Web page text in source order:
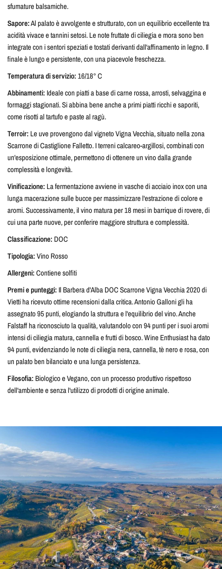
sfumature balsamiche.
Sapore:Al palato è avvolgente e strutturato, con un equilibrio eccellente tra
acidità vivace e tannini setosi. Le note fruttate di ciliegia e mora sono ben
integrate con i sentori speziati e tostati derivanti dall'affinamento in legno. Il
finale è lungo e persistente, con una piacevole freschezza.
Temperatura di servizio:16/18° C
Abbinamenti: Ideale con piatti a base di carne rossa, arrosti, selvaggina e
formaggi stagionati. Si abbina bene anche a primi piatti ricchi e saporiti,
come risotti al tartufo e paste al ragù.
Terroir: Le uve provengono dal vigneto Vigna Vecchia, situato nella zona
Scarrone di Castiglione Falletto. I terreni calcareo-argillosi, combinati con
un'esposizione ottimale, permettono di ottenere un vino dalla grande
complessità e longevità.
Vinificazione: La fermentazione avviene in vasche di acciaio inox con una
lunga macerazione sulle bucce per massimizzare l'estrazione di colore e
aromi. Successivamente, il vino matura per 18 mesi in barrique di rovere, di
cui una parte nuove, per conferire maggiore struttura e complessità.
Classificazione: DOC
Tipologia:Vino Rosso
Allergeni:Contiene solfiti
Premi e punteggi: Il Barbera d'Alba DOC Scarrone Vigna Vecchia 2020 di
Vietti ha ricevuto ottime recensioni dalla critica. Antonio Galloni gli ha
assegnato 95 punti, elogiando la struttura e l'equilibrio del vino. Anche
Falstaff ha riconosciuto la qualità, valutandolo con 94 punti per i suoi aromi
intensi di ciliegia matura, cannella e frutti di bosco. Wine Enthusiast ha dato
94 punti, evidenziando le note di ciliegia nera, cannella, tè nero e rosa, con
un palato ben bilanciato e una lunga persistenza.
Filosofia: Biologico e Vegano, con un processo produttivo rispettoso
dell'ambiente e senza l'utilizzo di prodotti di origine animale.